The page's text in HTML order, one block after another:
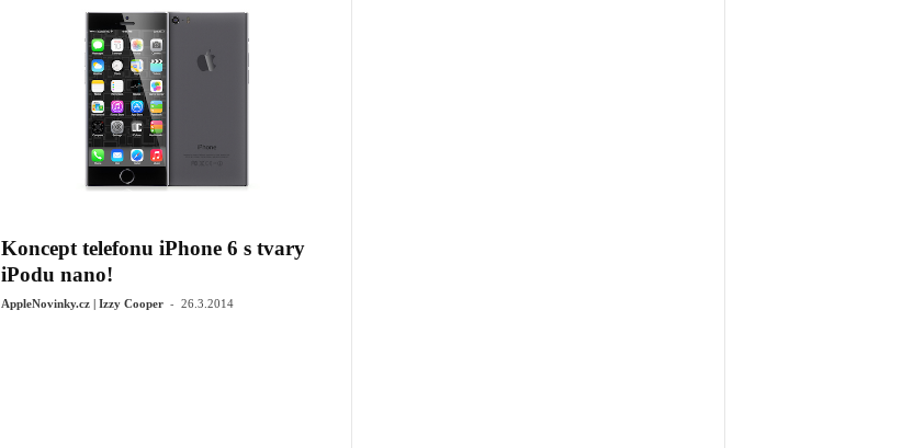
Koncept telefonu iPhone 6 s tvary
iPodu nano!
AppleNovinky.cz | Izzy Cooper - 26.3.2014